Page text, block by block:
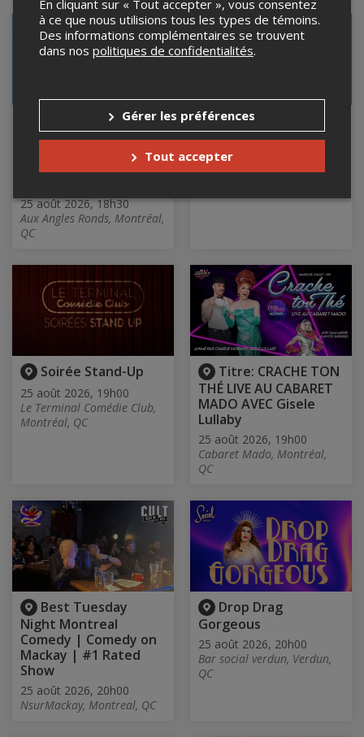
Improv The
Rambunctious - Green
vs Blue (August 25 -
6:30pm @Aux Angles
25 août 2026, 18h30
Aux Angles Ronds, Montréal,
QC
Mardi Open-Mack
25 août 2026, 19h00
Le Baratineur, Longueuil, QC
Soirée Stand-Up
25 août 2026, 19h00
Le Terminal Comédie Club,
Montréal, QC
Titre: CRACHE TON
THÉ LIVE AU CABARET
MADO AVEC Gisele
Lullaby
25 août 2026, 19h00
Cabaret Mado, Montréal,
QC
Best Tuesday
Night Montreal
Comedy | Comedy on
Mackay | #1 Rated
Show
25 août 2026, 20h00
NsurMackay, Montreal, QC
Drop Drag
Gorgeous
25 août 2026, 20h00
Bar social verdun, Verdun,
QC
En cliquant sur « Tout accepter », vous consentez
à ce que nous utilisions tous les types de témoins.
Des informations complémentaires se trouvent
dans nos politiques de confidentialités.
Gérer les préférences
Tout accepter